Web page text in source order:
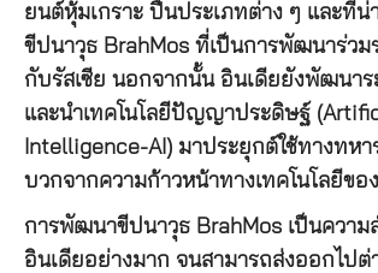
ยนต์หุ้มเกราะ ปืนประเภทต่าง ๆ และที่น่
ขีปนาวุธ BrahMos ที่เป็นการพัฒนาร่วม
กับรัสเซีย นอกจากนั้น อินเดียยังพัฒนาร
และนำเทคโนโลยีปัญญาประดิษฐ์
Intelligence-AI) มาประยุกต์ใช้ทางทห
บวกจากความก้าวหน้าทางเทคโนโลยีขอ
การพัฒนาขีปนาวุธ BrahMos เป็นความ
อินเดียอย่างมาก จนสามารถส่งออกไปต่